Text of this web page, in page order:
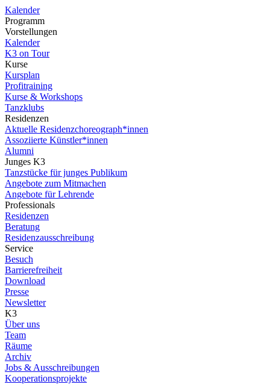
Kalender
Programm
Vorstellungen
Kalender
K3 on Tour
Kurse
Kursplan
Profitraining
Kurse & Workshops
Tanzklubs
Residenzen
Aktuelle Residenzchoreograph*innen
Assoziierte Künstler*innen
Alumni
Junges K3
Tanzstücke für junges Publikum
Angebote zum Mitmachen
Angebote für Lehrende
Professionals
Residenzen
Beratung
Residenzausschreibung
Service
Besuch
Barrierefreiheit
Download
Presse
Newsletter
K3
Über uns
Team
Räume
Archiv
Jobs & Ausschreibungen
Kooperationsprojekte